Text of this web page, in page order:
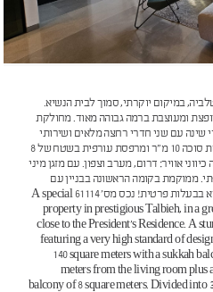
במיקום יוקרתי, סמוך לבית הנשיא.
משופצת ומעוצבת ברמה גבוהה מאוד. מחולקת
שינה עם שני חדרי רחצה מלאים ושירותי
אורחים. עם מרפסת סוכה 10 מ"ר ומרפסת עורפית בשטח של 8
אוויר: דרום, מערב וצפון. עם מזגן מיני
ממוקמת בקומה הראשונה בבניין עם
מעלית. הקרקע היא בבעלות פרטית! נכס מס' 61114 A special
property in prestigious Talbieh, in a
close to the President's Residence. A
featuring a very high standard of
140 square meters with a sukkah
meters from the living room plus
balcony of 8 square meters. Divided into